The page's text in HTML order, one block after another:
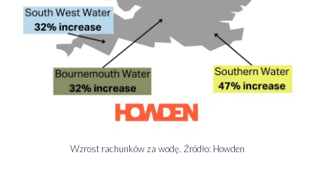
Wzrost rachunków za wodę. Źródło: Howden